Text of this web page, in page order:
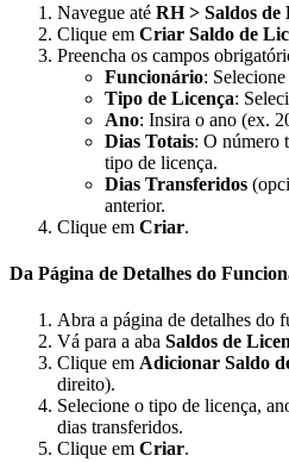
Navegue até RH > Saldos de
Clique em Criar Saldo de
Preencha os campos
Funcionário:
Tipo de Licença:
Ano: Insira o ano (ex.
Dias Totais: O número
tipo de licença.
Dias Transferidos
anterior.
Clique em Criar.
Da Página de Detalhes do
Abra a página de detalhes do
Vá para a aba Saldos de
Clique em Adicionar Saldo
direito).
Selecione o tipo de licença,
dias transferidos.
Clique em Criar.